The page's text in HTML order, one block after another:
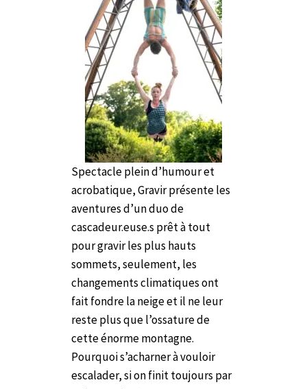
Spectacle plein d’humour et
acrobatique, Gravir présente les
aventures d’un duo de
cascadeur.euse.s prêt à tout
pour gravir les plus hauts
sommets, seulement, les
changements climatiques ont
fait fondre la neige et il ne leur
reste plus que l’ossature de
cette énorme montagne.
Pourquoi s’acharner à vouloir
escalader, si on finit toujours par